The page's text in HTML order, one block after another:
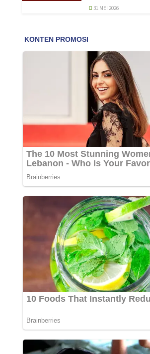
31 MEI 2026